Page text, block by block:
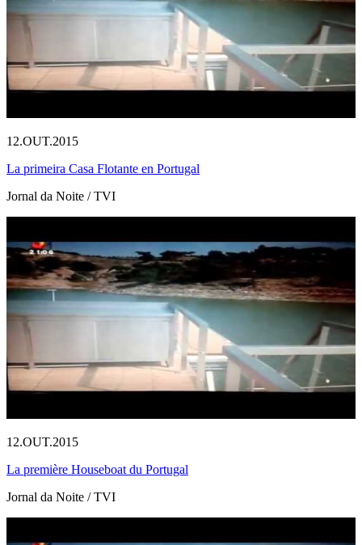
12.OUT.2015
La primeira Casa Flotante en Portugal
Jornal da Noite / TVI
12.OUT.2015
La première Houseboat du Portugal
Jornal da Noite / TVI